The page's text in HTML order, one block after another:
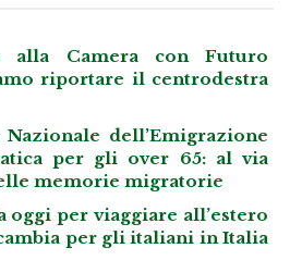
alla Camera con Futuro
riportare il centrodestra
dell’Emigrazione
per gli over 65: al via
memorie migratorie
oggi per viaggiare all’estero
per gli italiani in Italia